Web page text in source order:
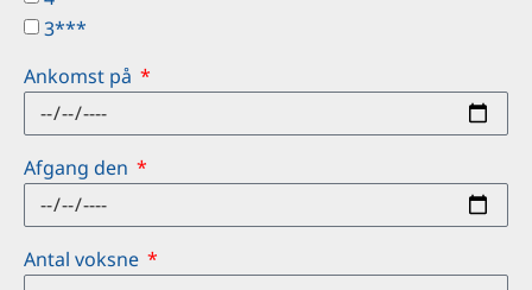
3***
Ankomst på
Afgang den
Antal voksne